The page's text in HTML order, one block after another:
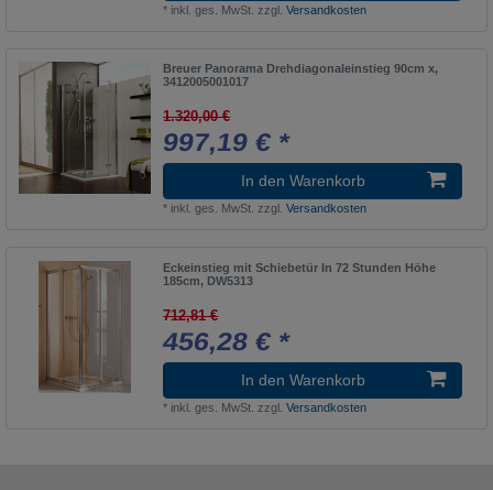
* inkl. ges. MwSt. zzgl.Versandkosten
Breuer Panorama Drehdiagonaleinstieg 90cm x,
3412005001017
1.320,00 €
997,19 € *
In den Warenkorb
* inkl. ges. MwSt. zzgl.Versandkosten
Eckeinstieg mit Schiebetür In 72 Stunden Höhe
185cm, DW5313
712,81 €
456,28 € *
In den Warenkorb
* inkl. ges. MwSt. zzgl.Versandkosten